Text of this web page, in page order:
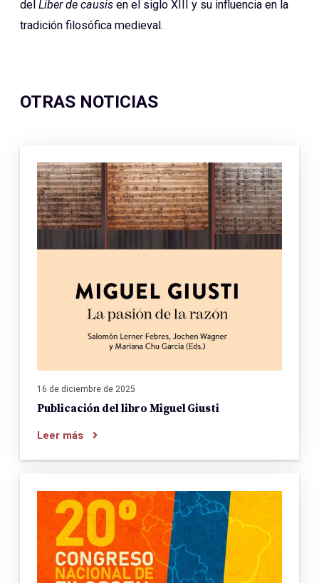
del Liber de causis en el siglo XIII y su influencia en la
tradición filosófica medieval.
OTRAS NOTICIAS
16 de diciembre de 2025
Publicación del libro Miguel Giusti
Leer más